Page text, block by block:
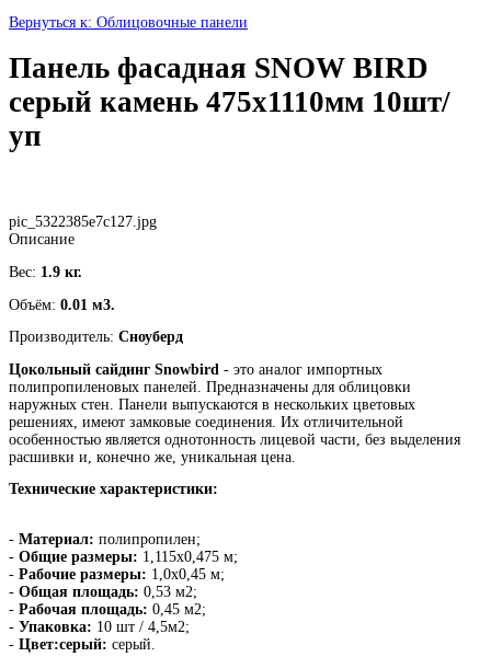
Вернуться к: Облицовочные панели
Панель фасадная SNOW BIRD
серый камень 475х1110мм 10шт/
уп
pic_5322385e7c127.jpg
Описание
Вес: 1.9 кг.
Объём: 0.01 м3.
Производитель: Сноуберд
Цокольный сайдинг Snowbird - это аналог импортных
полипропиленовых панелей. Предназначены для облицовки
наружных стен. Панели выпускаются в нескольких цветовых
решениях, имеют замковые соединения. Их отличительной
особенностью является однотонность лицевой части, без выделения
расшивки и, конечно же, уникальная цена.
Технические характеристики:
- Материал: полипропилен;
- Общие размеры: 1,115х0,475 м;
- Рабочие размеры: 1,0х0,45 м;
- Общая площадь: 0,53 м2;
- Рабочая площадь: 0,45 м2;
- Упаковка: 10 шт / 4,5м2;
- Цвет:серый: серый.